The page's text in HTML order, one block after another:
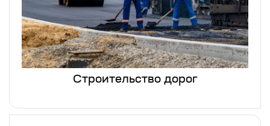
Строительство дорог